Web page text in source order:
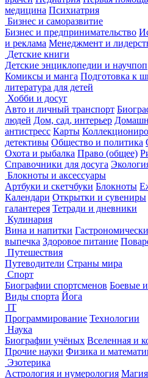
медицина Психиатрия
Бизнес и саморазвитие
Бизнес и предпринимательство
и реклама Менеджмент и
Детские книги
Детские энциклопедии и научпоп
Комиксы и манга Подготовка к
литература для детей
Хобби и досуг
Авто и личный транспорт
людей Дом, сад, интерьер
антистресс Карты
детективы Общество и политика
Охота и рыбалка Право (общее)
Справочники для досуга
Блокноты и аксессуары
Артбуки и скетчбуки Блокноты
Календари Открытки и сувениры
галантерея Тетради и дневники
Кулинария
Вина и напитки
выпечка Здоровое питание
Путешествия
Путеводители Страны мира
Спорт
Биографии спортсменов Боевые
Виды спорта Йога
IT
Программирование Технологии
Наука
Биографии учёных Вселенная и
Прочие науки Физика и
Эзотерика
Астрология и нумерология